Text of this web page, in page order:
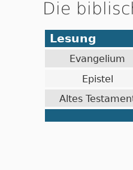
Die
Lesung
Evangelium
Epistel
Altes